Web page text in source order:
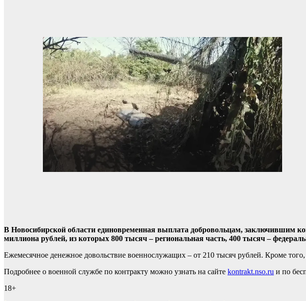
В Новосибирской области единовременная выплата добровольцам, заключившим
миллиона рублей, из которых 800 тысяч – региональная часть, 400 тысяч –
Ежемесячное денежное довольствие военнослужащих – от 210 тысяч рублей. Кроме
Подробнее о военной службе по контракту можно узнать на сайте kontrakt.nso.ru и по
18+